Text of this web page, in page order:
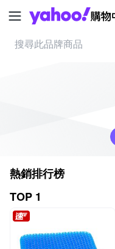
熱銷排行榜
TOP 1